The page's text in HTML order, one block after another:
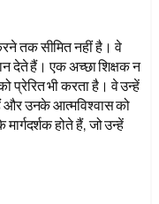
तक सीमित नहीं है। वे
देते हैं। एक अच्छा शिक्षक न
प्रेरित भी करता है। वे उन्हें
और उनके आत्मविश्वास को
होते हैं, जो उन्हें